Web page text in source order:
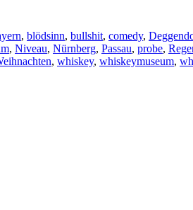
, blödsinn, bullshit, comedy,
, Niveau, Nürnberg, Passau, probe,
, whiskey, whiskeymuseum,